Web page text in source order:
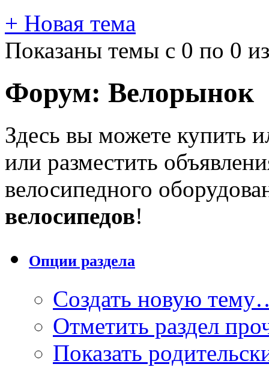
+ Новая тема
Показаны темы с 0 по 0
Форум: Велорынок
Здесь вы можете купить
или разместить
велосипедного
велосипедов!
Опции раздела
Создать новую
Отметить раздел
Показать